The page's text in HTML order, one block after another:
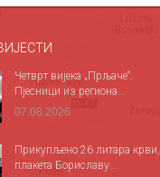
Четврт вијека „Прљаче“:
Пјесници из региона...
07.08.2026
Прикупљено 26 литара крви,
плакета Бориславу...